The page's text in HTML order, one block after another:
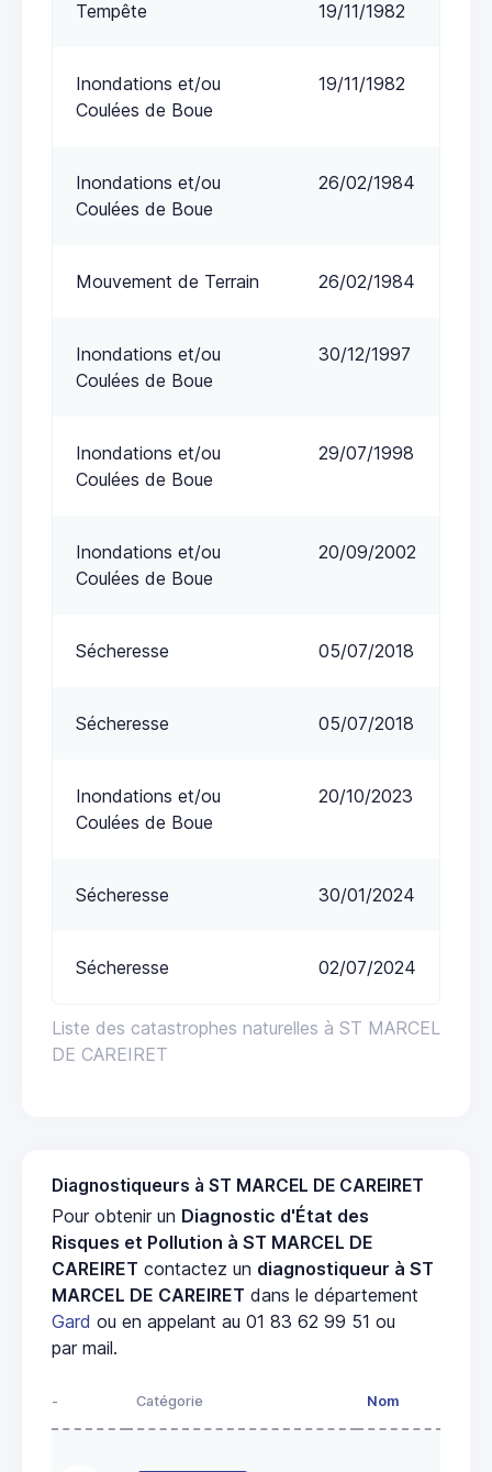
Liste des catastrophes naturelles à ST MARCEL
DE CAREIRET
Tempête 19/11/1982
Inondations et/ou
Coulées de Boue
19/11/1982
Inondations et/ou
Coulées de Boue
26/02/1984
Mouvement de Terrain 26/02/1984
Inondations et/ou
Coulées de Boue
30/12/1997
Inondations et/ou
Coulées de Boue
29/07/1998
Inondations et/ou
Coulées de Boue
20/09/2002
Sécheresse 05/07/2018
Sécheresse 05/07/2018
Inondations et/ou
Coulées de Boue
20/10/2023
Sécheresse 30/01/2024
Sécheresse 02/07/2024
Diagnostiqueurs à ST MARCEL DE CAREIRET
Pour obtenir un Diagnostic d'État des
Risques et Pollution à ST MARCEL DE
CAREIRET contactez un diagnostiqueur à ST
MARCEL DE CAREIRET dans le département
Gard ou en appelant au 01 83 62 99 51 ou
par mail.
- Catégorie Nom